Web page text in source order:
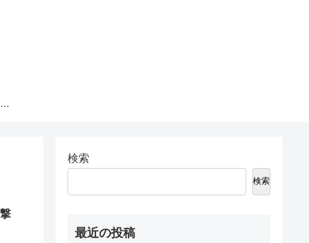
運営者プロフィール｜ミライジュウ
検索
検索
最近の投稿